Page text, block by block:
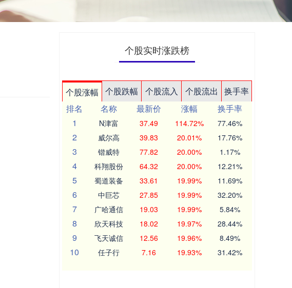
个股实时涨跌榜
个股涨幅 个股跌幅 个股流入 个股流出
换手率
排名
名称 最新价 涨幅
换手率
1
N津富 37.49 114.72% 77.46%
2 威尔高 39.83 20.01% 17.76%
3 锴威特 77.82 20.00% 1.17%
4 科翔股份 64.32 20.00% 12.21%
5 蜀道装备 33.61 19.99% 11.69%
6 中巨芯 27.85 19.99% 32.20%
7 广哈通信 19.03 19.99% 5.84%
8 欣天科技 18.02 19.97% 28.44%
9 飞天诚信 12.56 19.96% 8.49%
10 任子行 7.16 19.93% 31.42%